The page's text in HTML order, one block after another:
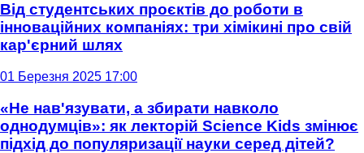
Від студентських проєктів до роботи в
інноваційних компаніях: три хімікині про свій
кар'єрний шлях
01 Березня 2025 17:00
«Не нав'язувати, а збирати навколо
однодумців»: як лекторій Science Kids змінює
підхід до популяризації науки серед дітей?